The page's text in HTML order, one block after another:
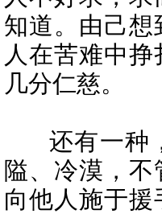
知道。由己
人在苦难中
几分仁慈。
还有一种
隘、冷漠，
向他人施于